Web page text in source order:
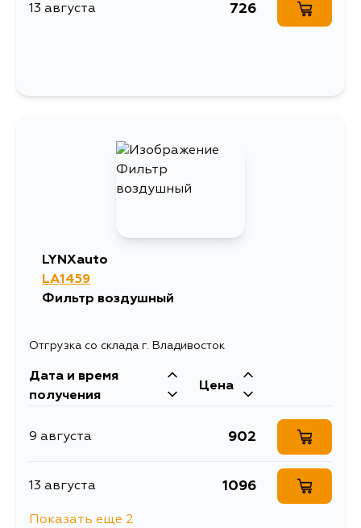
13 августа 726
LYNXauto
LA1459
Фильтр воздушный
Отгрузка со склада г. Владивосток
Дата и время
получения
Цена
9 августа 902
13 августа 1096
Показать еще 2